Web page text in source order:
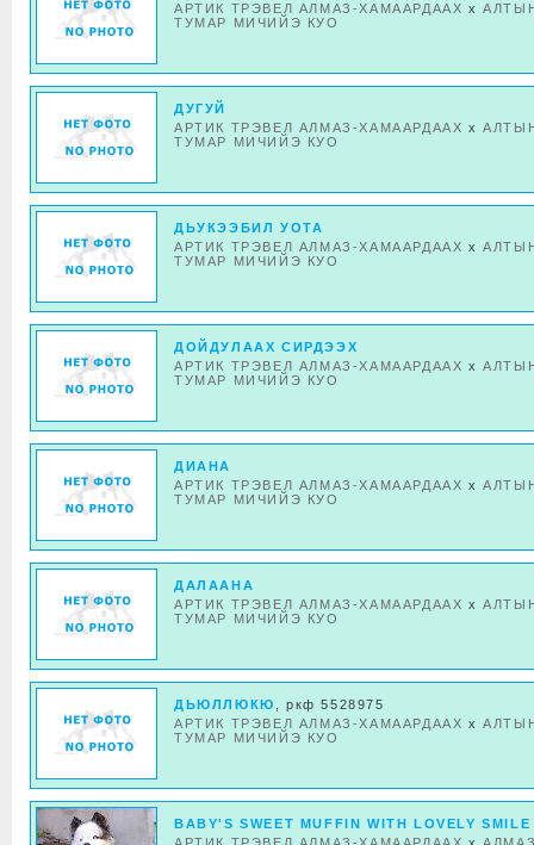
АРТИК ТРЭВЕЛ АЛМАЗ-ХАМААРДААХ x
ТУМАР МИЧИЙЭ КУО
ДУГУЙ
АРТИК ТРЭВЕЛ АЛМАЗ-ХАМААРДААХ x
ТУМАР МИЧИЙЭ КУО
ДЬУКЭЭБИЛ УОТА
АРТИК ТРЭВЕЛ АЛМАЗ-ХАМААРДААХ x
ТУМАР МИЧИЙЭ КУО
ДОЙДУЛААХ СИРДЭЭХ
АРТИК ТРЭВЕЛ АЛМАЗ-ХАМААРДААХ x
ТУМАР МИЧИЙЭ КУО
ДИАНА
АРТИК ТРЭВЕЛ АЛМАЗ-ХАМААРДААХ x
ТУМАР МИЧИЙЭ КУО
ДАЛААНА
АРТИК ТРЭВЕЛ АЛМАЗ-ХАМААРДААХ x
ТУМАР МИЧИЙЭ КУО
ДЬЮЛЛЮКЮ
, ркф 5528975
АРТИК ТРЭВЕЛ АЛМАЗ-ХАМААРДААХ x
ТУМАР МИЧИЙЭ КУО
BABY'S SWEET MUFFIN WITH LOVELY SMILE